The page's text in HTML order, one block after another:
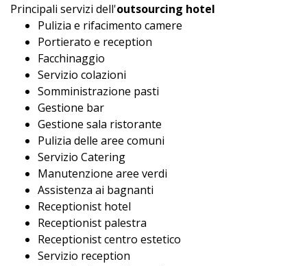
Principali servizi dell'outsourcing hotel
Pulizia e rifacimento camere
Portierato e reception
Facchinaggio
Servizio colazioni
Somministrazione pasti
Gestione bar
Gestione sala ristorante
Pulizia delle aree comuni
Servizio Catering
Manutenzione aree verdi
Assistenza ai bagnanti
Receptionist hotel
Receptionist palestra
Receptionist centro estetico
Servizio reception